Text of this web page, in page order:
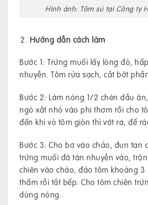
Hình ảnh: Tôm sú tại Công ty
Hướng dẫn cách làm
Bước 1: Trứng muối lấy lòng đỏ,
nhuyễn. Tôm rửa sạch, cắt bớt
Bước 2: Làm nóng 1/2 chén dầu
ngò xắt nhỏ vào phi thơm rồi cho
đến khi vỏ tôm giòn thì vớt ra, để
Bước 3: Cho bơ vào chảo, đun tan
trứng muối đã tán nhuyễn vào,
chiên vào chảo, đảo tôm khoảng 3
thấm rồi tắt bếp. Cho tôm chiên
dùng nóng.